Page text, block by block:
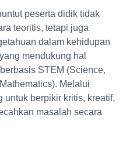
peserta didik tidak
teoritis, tetapi juga
dalam kehidupan
mendukung hal
STEM (Science,
Melalui
untuk berpikir kritis, kreatif,
masalah secara